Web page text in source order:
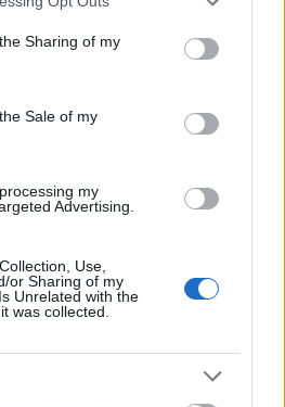
usage behaviour. You may click to
and its third-party tags to
purposes in below Google
Sharing of my
Sale of my
my
Advertising.
Use,
or Sharing of my
Unrelated with the
was collected.
zdraví srdce.
zvýšit jejich chuť. Také
pro celkové zdraví. Zde jsou
kimči pro vaše srdce:
lipidový profil